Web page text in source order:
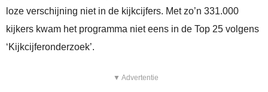
loze verschijning niet in de kijkcijfers. Met zo’n 331.000
kijkers kwam het programma niet eens in de Top 25 volgens
‘Kijkcijferonderzoek’.
▼ Advertentie